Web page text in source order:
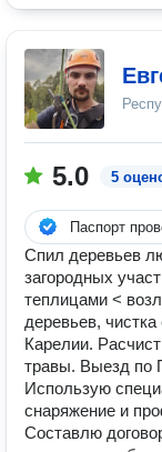
5.0 5
Паспорт
Спил деревьев
загородных
теплицами <
деревьев,
Карелии.
травы. Выезд по
Использую
снаряжение и
Составлю